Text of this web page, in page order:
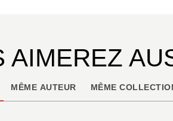
AIMEREZ
MÊME AUTEUR MÊME